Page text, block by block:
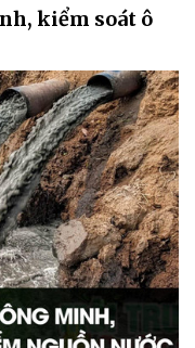
kiểm soát ô